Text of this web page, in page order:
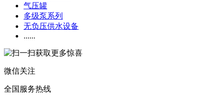
气压罐
多级泵系列
无负压供水设备
......
微信关注
全国服务热线